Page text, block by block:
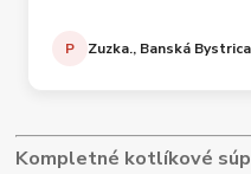
P Zuzka., Banská Bystrica
Kompletné kotlíkové